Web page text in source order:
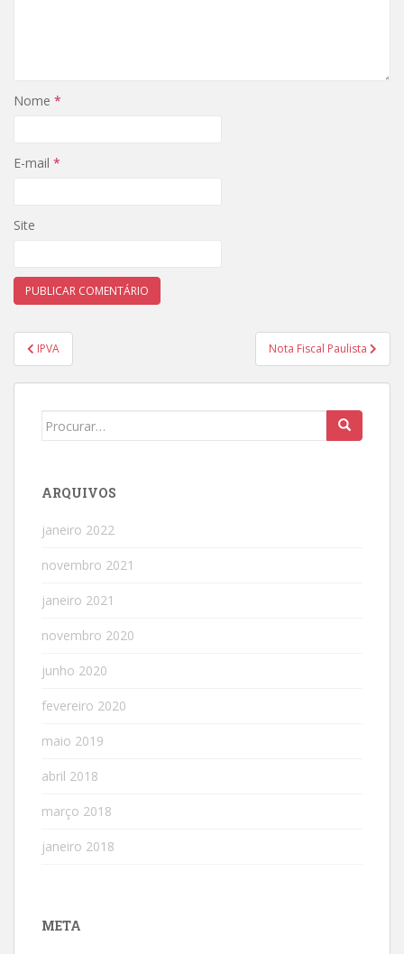
Nome *
E-mail *
Site
Navegação
de
Post
IPVA Nota Fiscal Paulista
Search
ARQUIVOS
janeiro 2022
novembro 2021
janeiro 2021
novembro 2020
junho 2020
fevereiro 2020
maio 2019
abril 2018
março 2018
janeiro 2018
META